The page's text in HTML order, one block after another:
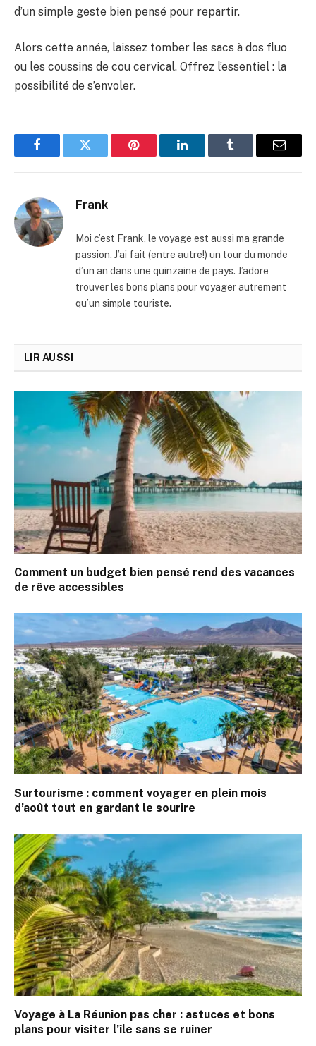
d’un simple geste bien pensé pour repartir.
Alors cette année, laissez tomber les sacs à dos fluo
ou les coussins de cou cervical. Offrez l’essentiel : la
possibilité de s’envoler.
FacebookTwitter Pinterest LinkedInTumblr Email
Frank
Moi c’est Frank, le voyage est aussi ma grande
passion. J’ai fait (entre autre!) un tour du monde
d’un an dans une quinzaine de pays. J’adore
trouver les bons plans pour voyager autrement
qu’un simple touriste.
LIR AUSSI
Comment un budget bien pensé rend des vacances
de rêve accessibles
Surtourisme : comment voyager en plein mois
d’août tout en gardant le sourire
Voyage à La Réunion pas cher : astuces et bons
plans pour visiter l’île sans se ruiner